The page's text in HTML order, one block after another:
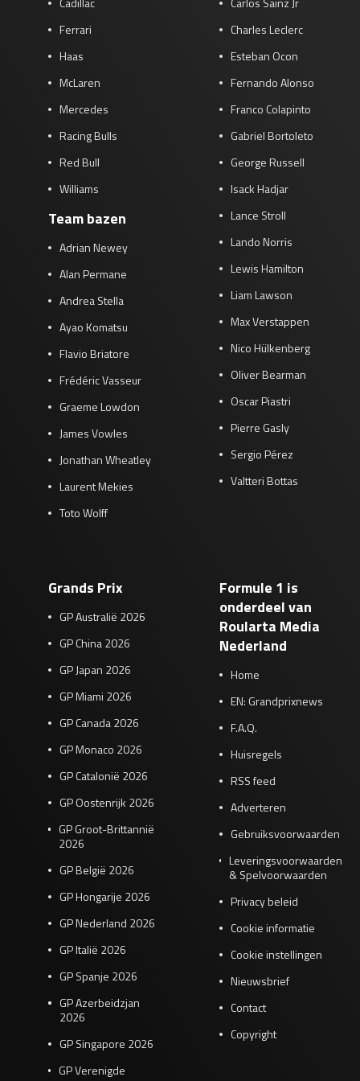
Ferrari
Haas
McLaren
Mercedes
Racing Bulls
Red Bull
Williams
Team bazen
Adrian Newey
Alan Permane
Andrea Stella
Ayao Komatsu
Flavio Briatore
Frédéric Vasseur
Graeme Lowdon
James Vowles
Jonathan Wheatley
Laurent Mekies
Toto Wolff
Charles Leclerc
Esteban Ocon
Fernando Alonso
Franco Colapinto
Gabriel Bortoleto
George Russell
Isack Hadjar
Lance Stroll
Lando Norris
Lewis Hamilton
Liam Lawson
Max Verstappen
Nico Hülkenberg
Oliver Bearman
Oscar Piastri
Pierre Gasly
Sergio Pérez
Valtteri Bottas
Grands Prix
GP Australië 2026
GP China 2026
GP Japan 2026
GP Miami 2026
GP Canada 2026
GP Monaco 2026
GP Catalonië 2026
GP Oostenrijk 2026
GP Groot-Brittannië
2026
GP België 2026
GP Hongarije 2026
GP Nederland 2026
GP Italië 2026
GP Spanje 2026
GP Azerbeidzjan
2026
GP Singapore 2026
GP Verenigde
Formule 1 is
onderdeel van
Roularta Media
Nederland
Home
EN: Grandprixnews
F.A.Q.
Huisregels
RSS feed
Adverteren
Gebruiksvoorwaarden
Leveringsvoorwaarden
& Spelvoorwaarden
Privacy beleid
Cookie informatie
Cookie instellingen
Nieuwsbrief
Contact
Copyright